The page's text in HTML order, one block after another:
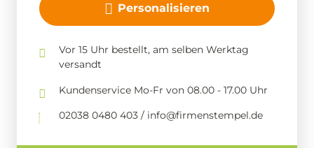
Personalisieren
Vor 15 Uhr bestellt, am selben Werktag
versandt
Kundenservice Mo-Fr von 08.00 - 17.00 Uhr
02038 0480 403 / info@firmenstempel.de